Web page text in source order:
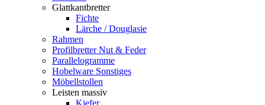
Glattkantbretter
Fichte
Lärche / Douglasie
Rahmen
Profilbretter Nut & Feder
Parallelogramme
Hobelware Sonstiges
Möbellstollen
Leisten massiv
Kiefer